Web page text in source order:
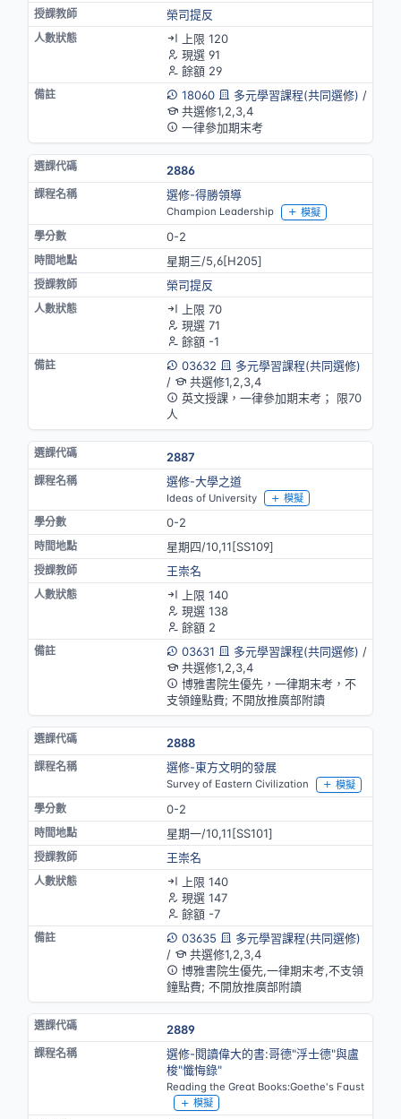
榮司提反
上限 120
現選 91
餘額 29
18060
多元學習課程(共同選修) /
共選修1,2,3,4
一律參加期末考
2886
選修-得勝領導
Champion Leadership 模擬
0-2
星期三/5,6[H205]
榮司提反
上限 70
現選 71
餘額 -1
03632
多元學習課程(共同選修)
/
共選修1,2,3,4
英文授課，一律參加期末考； 限70
人
2887
選修-大學之道
Ideas of University 模擬
0-2
星期四/10,11[SS109]
王崇名
上限 140
現選 138
餘額 2
03631
多元學習課程(共同選修) /
共選修1,2,3,4
博雅書院生優先，一律期末考，不
支領鐘點費; 不開放推廣部附讀
2888
選修-東方文明的發展
Survey of Eastern Civilization 模擬
0-2
星期一/10,11[SS101]
王崇名
上限 140
現選 147
餘額 -7
03635
多元學習課程(共同選修)
/
共選修1,2,3,4
博雅書院生優先,一律期末考,不支領
鐘點費; 不開放推廣部附讀
2889
選修-閱讀偉大的書:哥德"浮士德"與盧
梭"懺悔錄"
Reading the Great Books:Goethe's Faust
模擬